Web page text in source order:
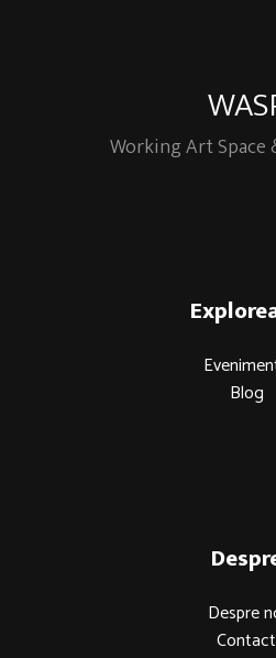
Working Art
Blog
Despre
Contact